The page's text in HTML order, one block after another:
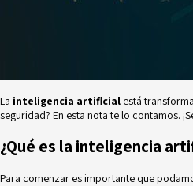
La inteligencia artificial está
seguridad? En esta nota te lo contamos.
¿Qué es la inteligencia
Para comenzar es importante que